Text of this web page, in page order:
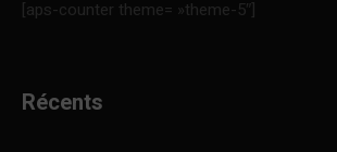
[aps-counter theme= »theme-5″]
Récents